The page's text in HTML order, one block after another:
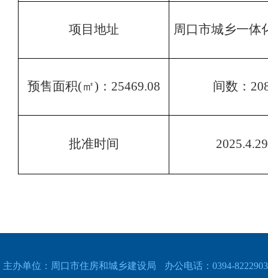
项目地址 周口市城乡一体
预售面积(㎡)：25469.08 间数：
批准时间 2025.4.29
主办单位：周口市住房和城乡建设局
办公电话：0394-8222903